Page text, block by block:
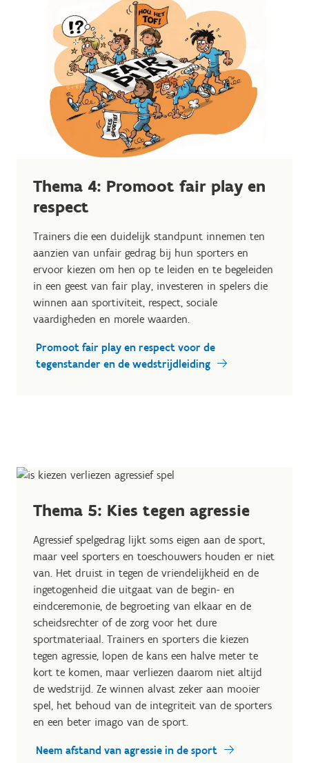
Thema 4: Promoot fair play en
respect
Trainers die een duidelijk standpunt innemen ten
aanzien van unfair gedrag bij hun sporters en
ervoor kiezen om hen op te leiden en te begeleiden
in een geest van fair play, investeren in spelers die
winnen aan sportiviteit, respect, sociale
vaardigheden en morele waarden.
Promoot fair play en respect voor de
tegenstander en de wedstrijdleiding
Thema 5: Kies tegen agressie
Agressief spelgedrag lijkt soms eigen aan de sport,
maar veel sporters en toeschouwers houden er niet
van. Het druist in tegen de vriendelijkheid en de
ingetogenheid die uitgaat van de begin- en
eindceremonie, de begroeting van elkaar en de
scheidsrechter of de zorg voor het dure
sportmateriaal. Trainers en sporters die kiezen
tegen agressie, lopen de kans een halve meter te
kort te komen, maar verliezen daarom niet altijd
de wedstrijd. Ze winnen alvast zeker aan mooier
spel, het behoud van de integriteit van de sporters
en een beter imago van de sport.
Neem afstand van agressie in de sport